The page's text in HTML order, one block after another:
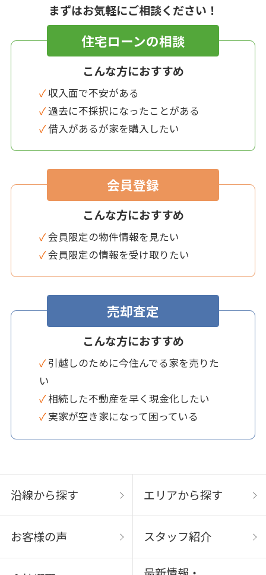
まずはお気軽にご相談ください！
住宅ローンの相談
こんな方におすすめ
✓ 収入面で不安がある
✓ 過去に不採択になったことがある
✓ 借入があるが家を購入したい
会員登録
こんな方におすすめ
✓ 会員限定の物件情報を見たい
✓ 会員限定の情報を受け取りたい
売却査定
こんな方におすすめ
✓ 引越しのために今住んでる家を売りた
い
✓ 相続した不動産を早く現金化したい
✓ 実家が空き家になって困っている
沿線から探す エリアから探す
お客様の声 スタッフ紹介